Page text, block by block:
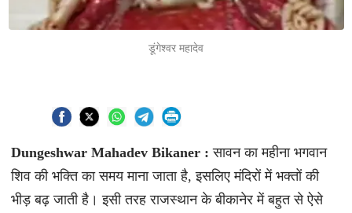
डूंगेश्वर महादेव
Dungeshwar Mahadev Bikaner : सावन का महीना भगवान
शिव की भक्ति का समय माना जाता है, इसलिए मंदिरों में भक्तों की
भीड़ बढ़ जाती है। इसी तरह राजस्थान के बीकानेर में बहुत से ऐसे